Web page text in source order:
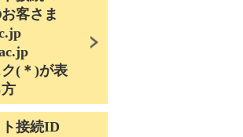
客さま
ク(＊)が表
接続ID